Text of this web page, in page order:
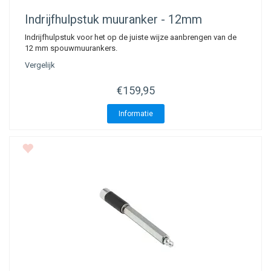
Indrijfhulpstuk muuranker - 12mm
Indrijfhulpstuk voor het op de juiste wijze aanbrengen van de
12 mm spouwmuurankers.
Vergelijk
€159,95
Informatie